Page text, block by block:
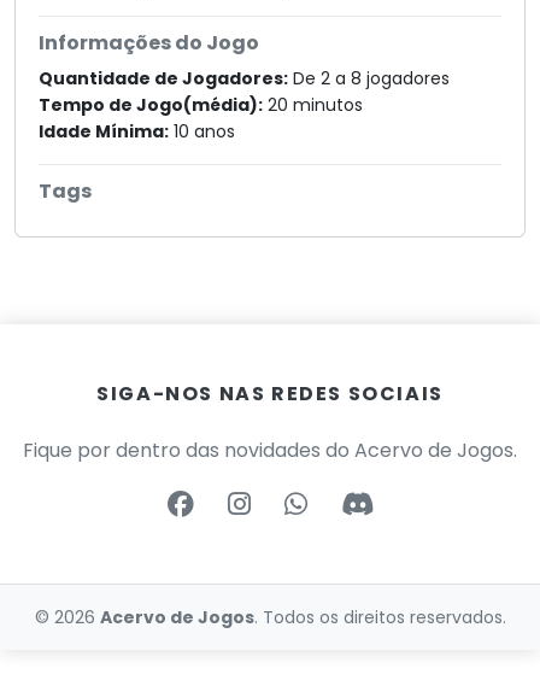
Informações do Jogo
Quantidade de Jogadores: De 2 a 8 jogadores
Tempo de Jogo(média): 20 minutos
Idade Mínima: 10 anos
Tags
SIGA-NOS NAS REDES SOCIAIS
Fique por dentro das novidades do Acervo de Jogos.
© 2026 Acervo de Jogos. Todos os direitos reservados.